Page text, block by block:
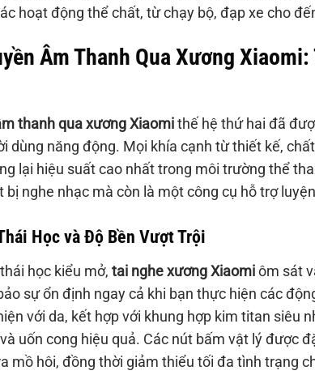
hoạt động thể chất, từ chạy bộ, đạp xe cho
Âm Thanh Qua Xương
thanh qua xương Xiaomithế hệ thứ hai đã
dùng năng động. Mọi khía cạnh từ thiết kế,
lại hiệu suất cao nhất trong môi trường thể
nghe nhạc mà còn là một công cụ hỗ trợ
Học và Độ Bền Vượt Trội
học kiểu mở, tai nghe xương Xiaomiôm sát
sự ổn định ngay cả khi bạn thực hiện các
với da, kết hợp với khung hợp kim titan siêu
uốn cong hiệu quả. Các nút bấm vật lý được
mồ hôi, đồng thời giảm thiểu tối đa tình trạng